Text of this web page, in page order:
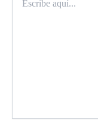
aquí...